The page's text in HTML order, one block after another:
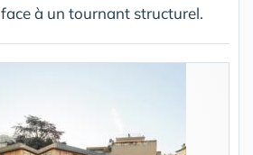
à un tournant structurel.